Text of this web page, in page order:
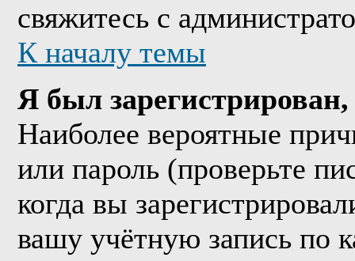
свяжитесь с
К началу темы
Я был
Наиболее вероятные
или пароль (проверьте
когда вы
вашу учётную запись по